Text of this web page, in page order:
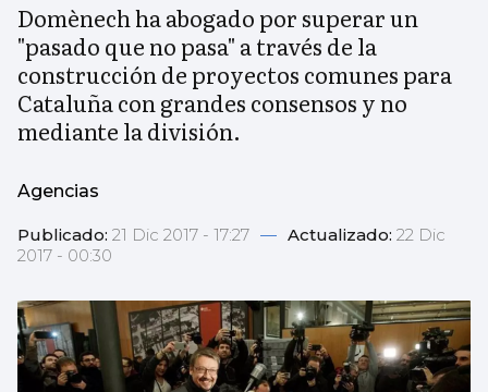
Domènech ha abogado por superar un
"pasado que no pasa" a través de la
construcción de proyectos comunes para
Cataluña con grandes consensos y no
mediante la división.
Agencias
Publicado: 21 Dic 2017 - 17:27 — Actualizado: 22 Dic
2017 - 00:30